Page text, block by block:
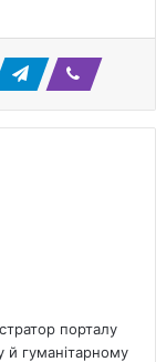
порталу
й гуманітарному